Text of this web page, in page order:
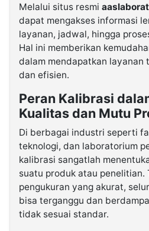
Melalui situs resmi
dapat mengakses informasi
layanan, jadwal, hingga
Hal ini memberikan
dalam mendapatkan layanan
dan efisien.
Peran Kalibrasi
Kualitas dan Mutu
Di berbagai industri seperti
teknologi, dan laboratorium
kalibrasi sangatlah
suatu produk atau penelitian.
pengukuran yang akurat,
bisa terganggu dan
tidak sesuai standar.